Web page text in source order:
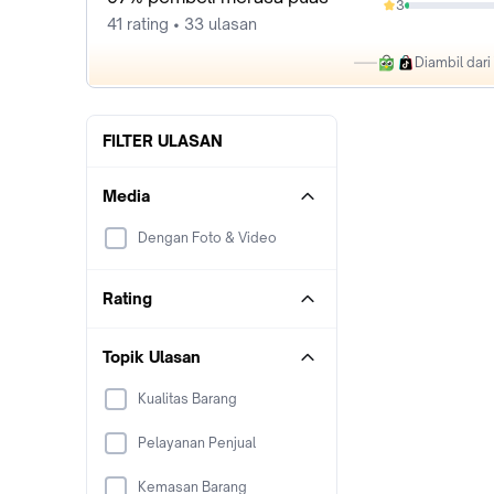
41 rating • 33 ulasan
3
2.44%
Diambil
FILTER ULASAN
Media
Dengan Foto & Video
Rating
Topik Ulasan
Kualitas Barang
Pelayanan Penjual
Kemasan Barang